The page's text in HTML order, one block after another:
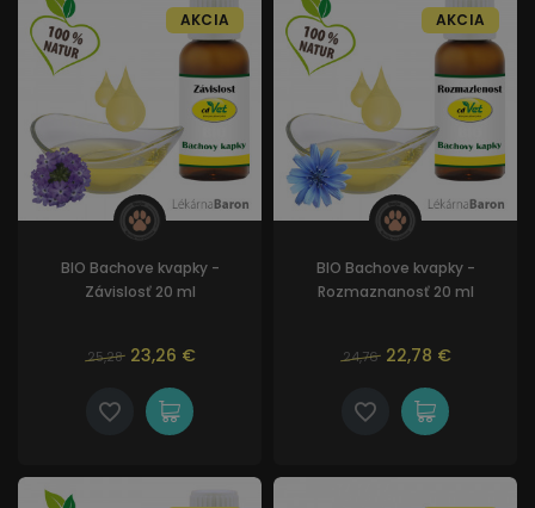
BIO Bachove kvapky -
Závislosť 20 ml
25,28 23,26 €
AKCIA
BIO Bachove kvapky -
Rozmaznanosť 20 ml
24,76 22,78 €
AKCIA